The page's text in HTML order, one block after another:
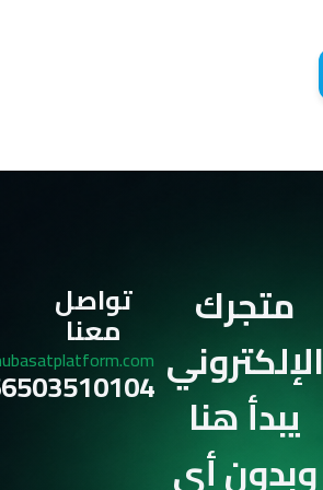
متجرك
الإلكتروني
يبدأ هنا
وبدون أي
تواصل
معنا